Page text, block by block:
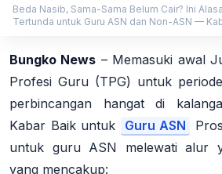
Beda Nasib, Sama-Sama Belum Cair? Ini
Tertunda untuk Guru ASN dan Non-ASN —
Bungko News – Memasuki awal
Profesi Guru (TPG) untuk
perbincangan hangat di
Kabar Baik untuk
Guru ASN
untuk guru ASN melewati alur
yang mencakup: